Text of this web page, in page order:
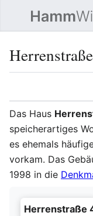
Das Haus
speicherartiges
es ehemals
vorkam. Das
1998 in die
Herrenstraße